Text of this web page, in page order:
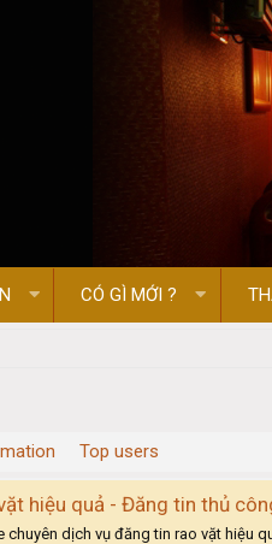
CÓ GÌ MỚI ?
Top users
hiệu quả - Đăng tin thủ
chuyên dịch vụ đăng tin rao vặt hiệu